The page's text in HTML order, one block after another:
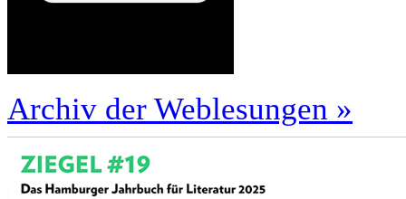
Archiv der Weblesungen »